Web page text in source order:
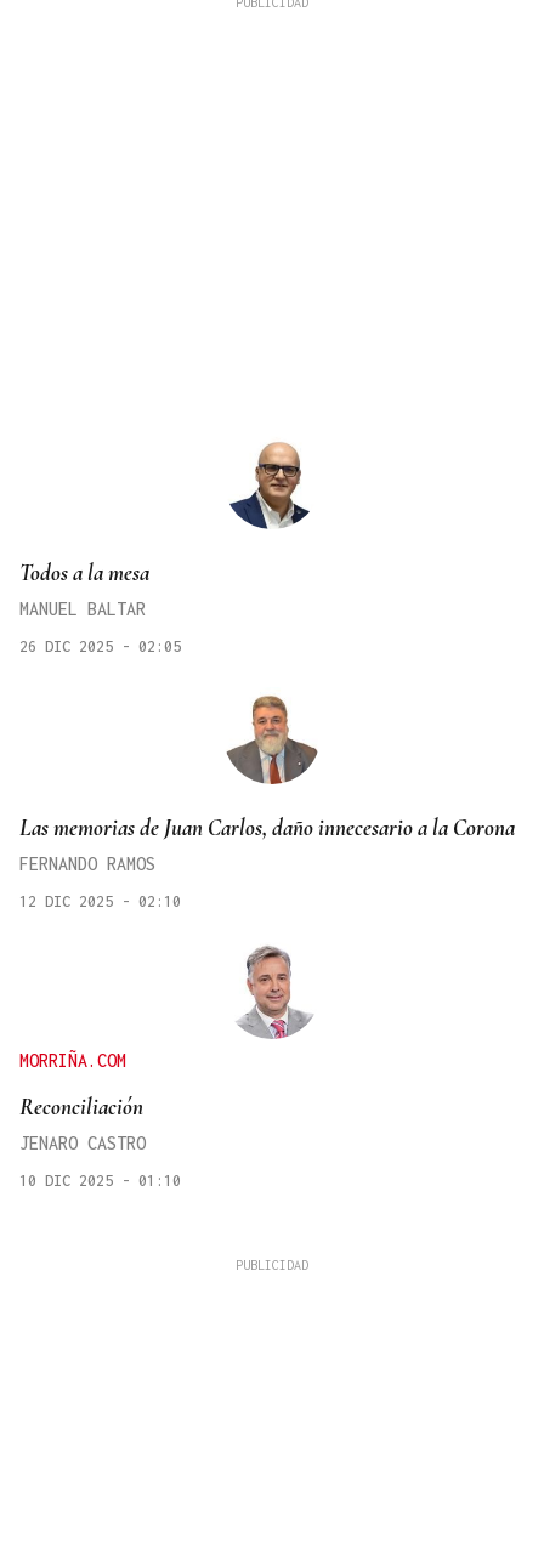
Todos a la mesa
MANUEL BALTAR
26 DIC 2025 - 02:05
Las memorias de Juan Carlos, daño innecesario a la Corona
FERNANDO RAMOS
12 DIC 2025 - 02:10
MORRIÑA.COM
Reconciliación
JENARO CASTRO
10 DIC 2025 - 01:10